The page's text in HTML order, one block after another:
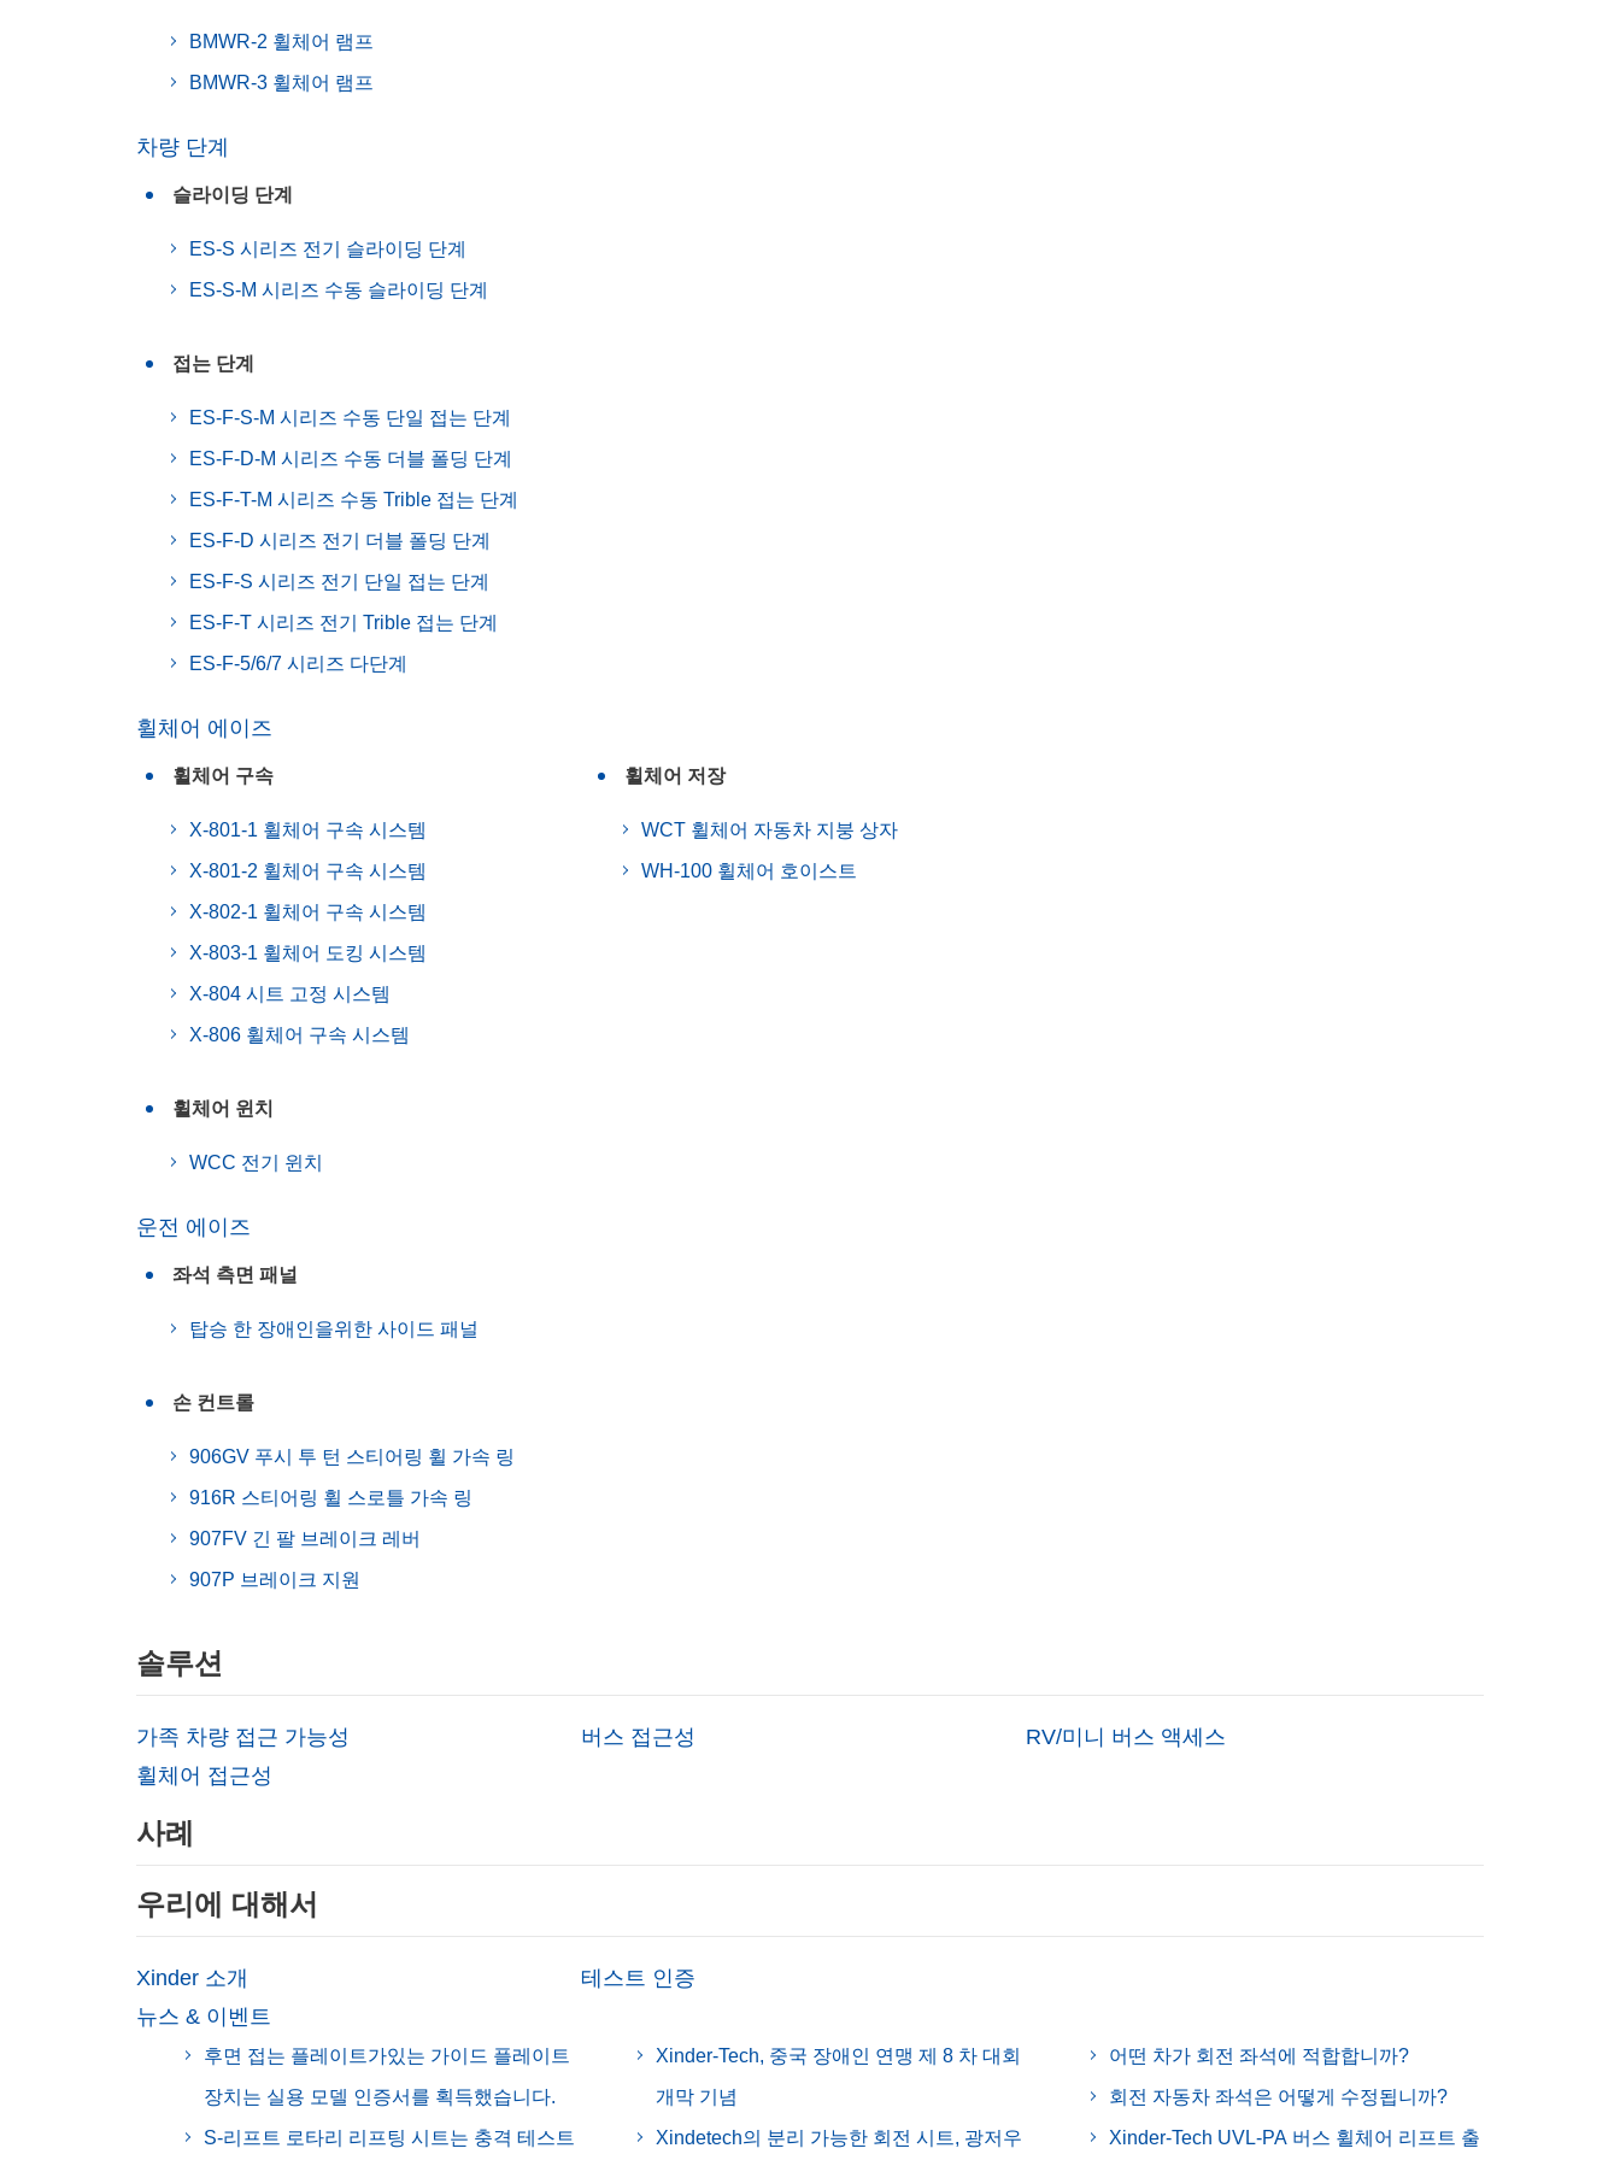
BMWR-2 휠체어 램프
BMWR-3 휠체어 램프
차량 단계
슬라이딩 단계
ES-S 시리즈 전기 슬라이딩 단계
ES-S-M 시리즈 수동 슬라이딩 단계
접는 단계
ES-F-S-M 시리즈 수동 단일 접는 단계
ES-F-D-M 시리즈 수동 더블 폴딩 단계
ES-F-T-M 시리즈 수동 Trible 접는 단계
ES-F-D 시리즈 전기 더블 폴딩 단계
ES-F-S 시리즈 전기 단일 접는 단계
ES-F-T 시리즈 전기 Trible 접는 단계
ES-F-5/6/7 시리즈 다단계
휠체어 에이즈
휠체어 구속
X-801-1 휠체어 구속 시스템
X-801-2 휠체어 구속 시스템
X-802-1 휠체어 구속 시스템
X-803-1 휠체어 도킹 시스템
X-804 시트 고정 시스템
X-806 휠체어 구속 시스템
휠체어 윈치
WCC 전기 윈치
휠체어 저장
WCT 휠체어 자동차 지붕 상자
WH-100 휠체어 호이스트
운전 에이즈
좌석 측면 패널
탑승 한 장애인을위한 사이드 패널
손 컨트롤
906GV 푸시 투 턴 스티어링 휠 가속 링
916R 스티어링 휠 스로틀 가속 링
907FV 긴 팔 브레이크 레버
907P 브레이크 지원
솔루션
가족 차량 접근 가능성 버스 접근성
RV/미니 버스 액세스
휠체어 접근성
사례
우리에 대해서
Xinder 소개
테스트 인증
뉴스 & 이벤트
후면 접는 플레이트가있는 가이드 플레이트
장치는 실용 모델 인증서를 획득했습니다.
S-리프트 로타리 리프팅 시트는 충격 테스트
Xinder-Tech, 중국 장애인 연맹 제 8 차 대회
개막 기념
Xindetech의 분리 가능한 회전 시트, 광저우
어떤 차가 회전 좌석에 적합합니까?
회전 자동차 좌석은 어떻게 수정됩니까?
Xinder-Tech UVL-PA 버스 휠체어 리프트 출